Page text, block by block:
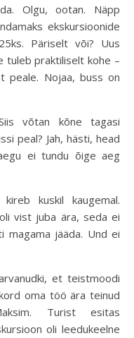
Olgu, ootan. Näpp
ekskursioonide
Päriselt või? Uus
tuleb praktiliselt kohe –
peale. Nojaa, buss on
võtan kõne tagasi
peal? Jah, hästi, head
ei tundu õige aeg
kuskil kaugemal.
vist juba ära, seda ei
magama jääda. Und ei
et teistmoodi
oma töö ära teinud
Turist esitas
oli leedukeelne